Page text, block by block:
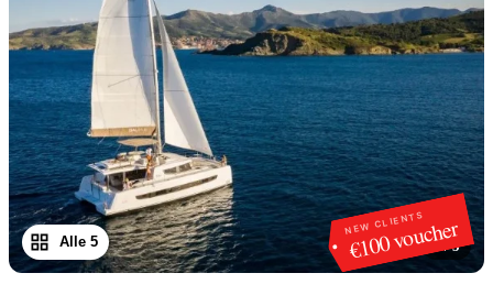
NEW CLIENTS
€100 voucher
1 /5
Alle 5